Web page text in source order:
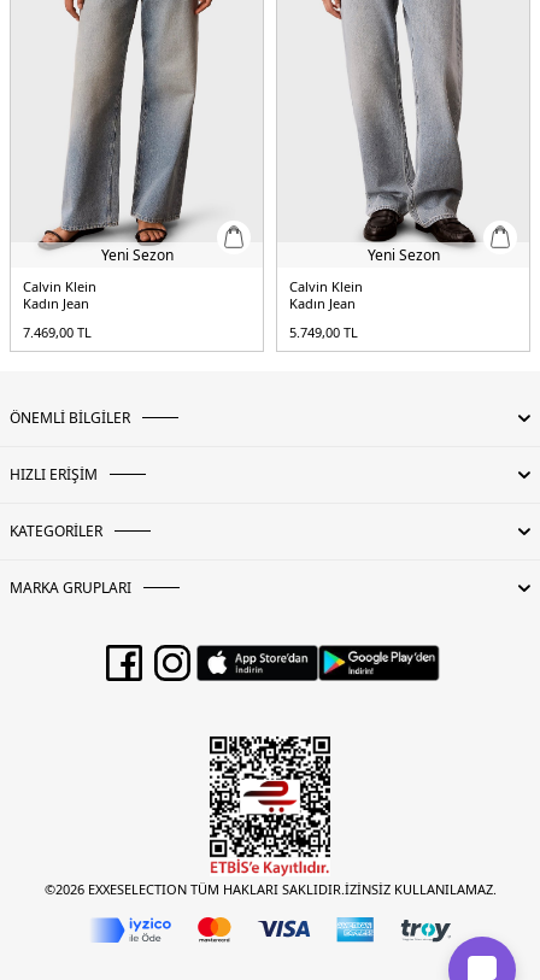
Yeni Sezon
Calvin Klein
Kadın Jean
7.469,00 TL
Yeni Sezon
Calvin Klein
Kadın Jean
5.749,00 TL
ÖNEMLİ BİLGİLER
HIZLI ERİŞİM
KATEGORİLER
MARKA GRUPLARI
©2026 EXXESELECTION TÜM HAKLARI SAKLIDIR.İZİNSİZ KULLANILAMAZ.